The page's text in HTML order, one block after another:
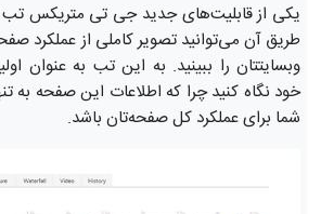
طریق آن می‌توانید تصویر کاملی از عملکرد
وبسایتتان را ببینید. به این تب به عنوان
خود نگاه کنید چرا که اطلاعات این صفحه به
شما برای عملکرد کل صفحه‌تان باشد.